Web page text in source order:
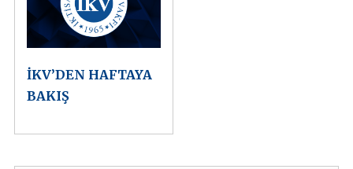
İKV’DEN HAFTAYA
BAKIŞ